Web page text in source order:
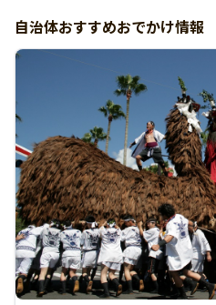
自治体おすすめおでかけ情報